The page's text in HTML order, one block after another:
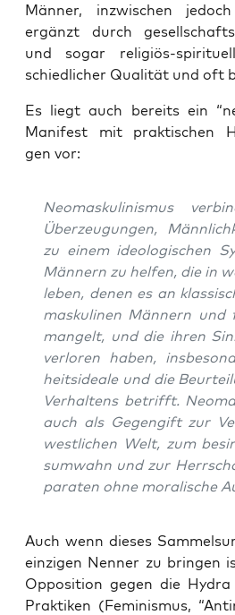
Män­ner, inzwi­schen
ergänzt durch
und sogar reli­gi­ös-
schied­li­cher Qua­li­tät und oft
Es liegt auch bereits ein
Mani­fest mit prak­ti­schen
gen vor:
Neo­mas­ku­li­nis­mus
Über­zeu­gun­gen,
zu einem ideo­lo­gi­schen
Män­nern zu hel­fen, die in
leben, denen es an
mas­ku­li­nen Män­nern und
man­gelt, und die ihren
ver­lo­ren haben,
heits­idea­le und die
Ver­hal­tens betrifft.
auch als Gegen­gift zur
west­li­chen Welt, zum
sum­wahn und zur
pa­ra­ten ohne mora­li­sche
Auch wenn die­ses
ein­zi­gen Nen­ner zu brin­gen
Oppo­si­ti­on gegen die
Prak­ti­ken (Femi­nis­mus,